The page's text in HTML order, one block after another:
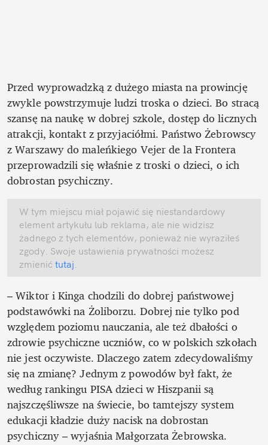
Przed wyprowadzką z dużego miasta na prowincję
zwykle powstrzymuje ludzi troska o dzieci. Bo stracą
szansę na naukę w dobrej szkole, dostęp do licznych
atrakcji, kontakt z przyjaciółmi. Państwo Żebrowscy
z Warszawy do maleńkiego Vejer de la Frontera
przeprowadzili się właśnie z troski o dzieci, o ich
dobrostan psychiczny.
W tym miejscu miał pojawić się niestandardowy
element artykułu lub reklama, ale nie widzisz
żadnego z tych elementów, ponieważ nie wyraziłeś
zgody. Swoje ustawienia prywatności możesz
zmienić tutaj
– Wiktor i Kinga chodzili do dobrej państwowej
podstawówki na Żoliborzu. Dobrej nie tylko pod
względem poziomu nauczania, ale też dbałości o
zdrowie psychiczne uczniów, co w polskich szkołach
nie jest oczywiste. Dlaczego zatem zdecydowaliśmy
się na zmianę? Jednym z powodów był fakt, że
według rankingu PISA dzieci w Hiszpanii są
najszczęśliwsze na świecie, bo tamtejszy system
edukacji kładzie duży nacisk na dobrostan
psychiczny – wyjaśnia Małgorzata Żebrowska.